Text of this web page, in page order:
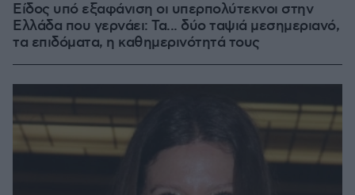
Είδος υπό εξαφάνιση οι υπερπολύτεκνοι στην
Ελλάδα που γερνάει: Τα... δύο ταψιά μεσημεριανό,
τα επιδόματα, η καθημερινότητά τους